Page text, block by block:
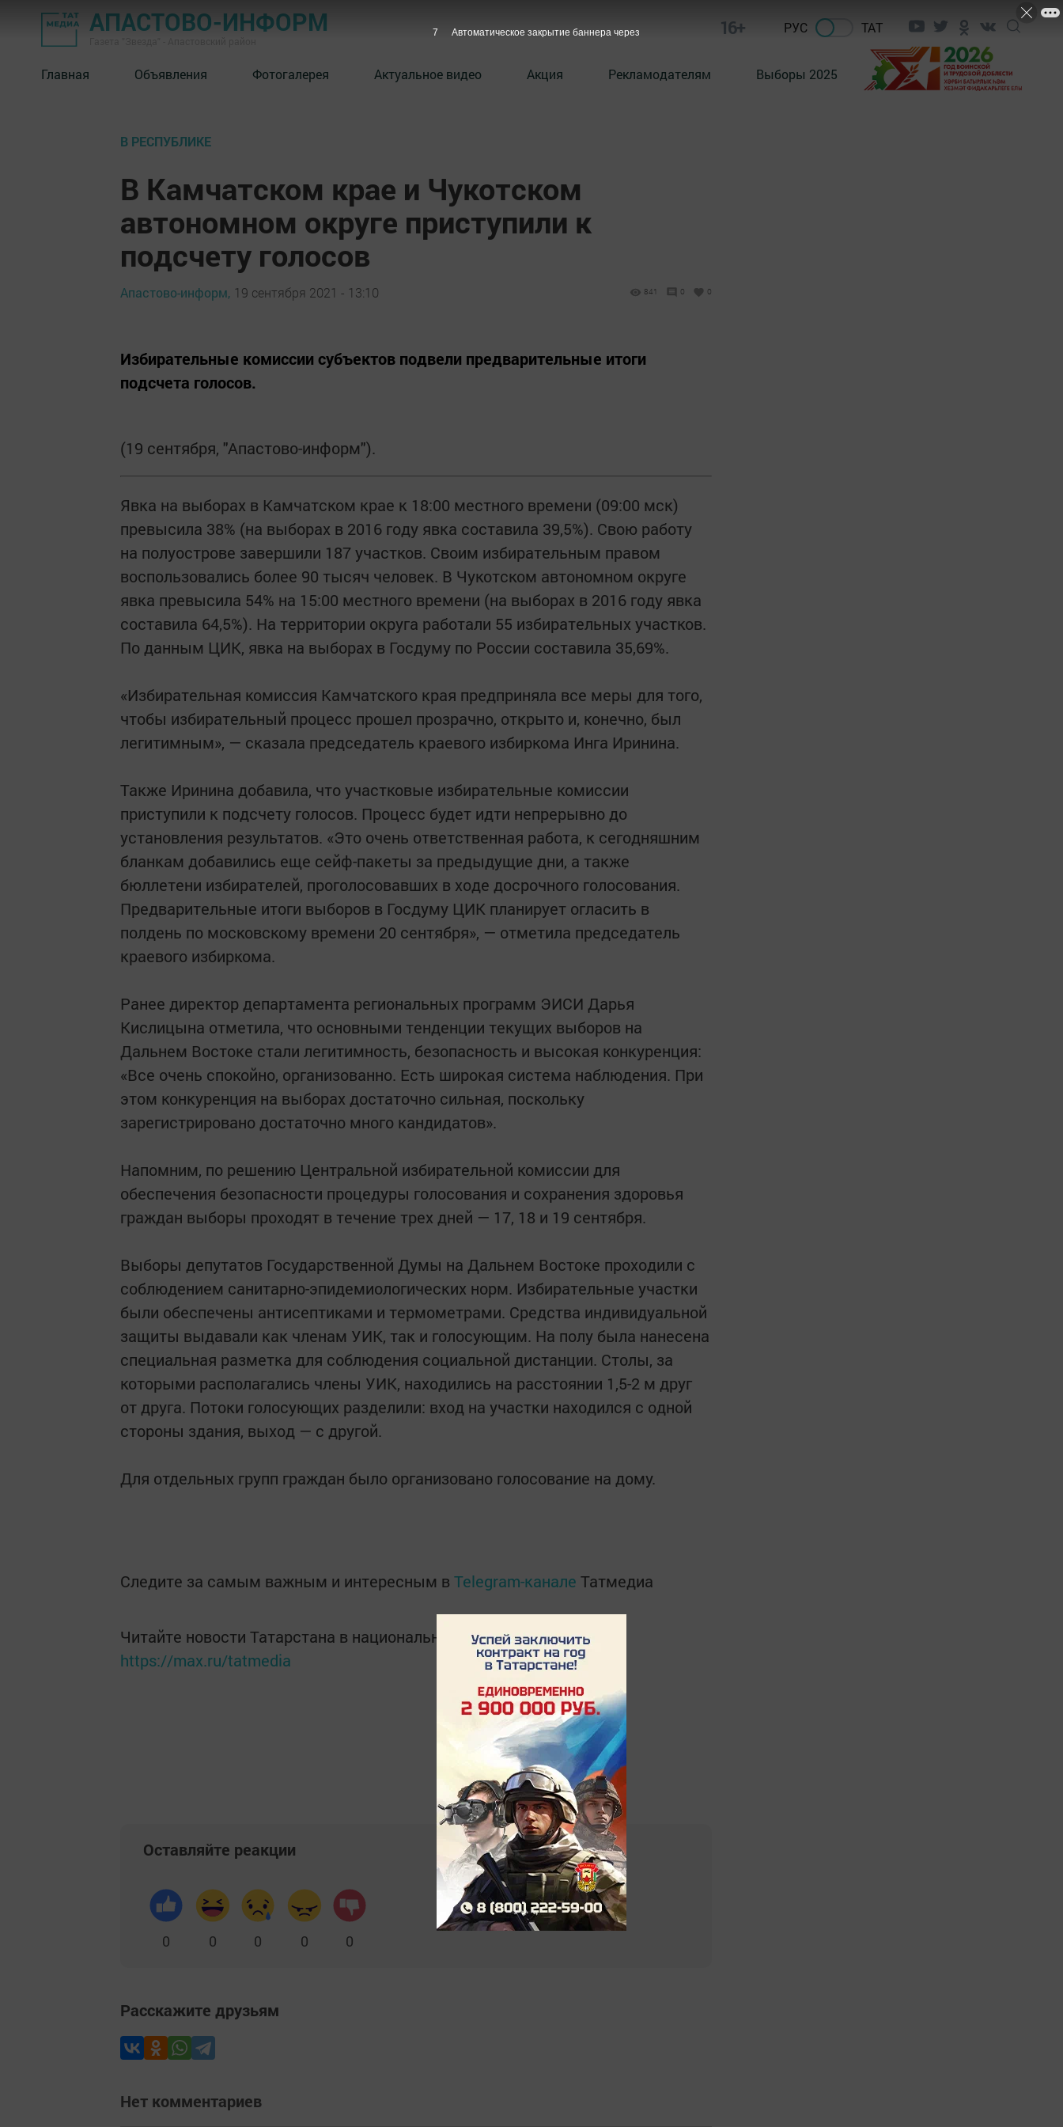
АПАСТОВО-ИНФОРМ 16+ РУС ТАТ
Главная Объявления Фотогалерея Актуальное видео Акция Рекламодателям Выборы 2025
В РЕСПУБЛИКЕ
В Камчатском крае и Чукотском
автономном округе приступили к
подсчету голосов
Апастово-информ, 19 сентября 2021 - 13:10 841 0 0
Избирательные комиссии субъектов подвели предварительные итоги
подсчета голосов.
(19 сентября, "Апастово-информ").
Явка на выборах в Камчатском крае к 18:00 местного времени (09:00 мск)
превысила 38% (на выборах в 2016 году явка составила 39,5%). Свою работу
на полуострове завершили 187 участков. Своим избирательным правом
воспользовались более 90 тысяч человек. В Чукотском автономном округе
явка превысила 54% на 15:00 местного времени (на выборах в 2016 году явка
составила 64,5%). На территории округа работали 55 избирательных участков.
По данным ЦИК, явка на выборах в Госдуму по России составила 35,69%.
«Избирательная комиссия Камчатского края предприняла все меры для того,
чтобы избирательный процесс прошел прозрачно, открыто и, конечно, был
легитимным», — сказала председатель краевого избиркома Инга Иринина.
Также Иринина добавила, что участковые избирательные комиссии
приступили к подсчету голосов. Процесс будет идти непрерывно до
установления результатов. «Это очень ответственная работа, к сегодняшним
бланкам добавились еще сейф-пакеты за предыдущие дни, а также
бюллетени избирателей, проголосовавших в ходе досрочного голосования.
Предварительные итоги выборов в Госдуму ЦИК планирует огласить в
полдень по московскому времени 20 сентября», — отметила председатель
краевого избиркома.
Ранее директор департамента региональных программ ЭИСИ Дарья
Кислицына отметила, что основными тенденции текущих выборов на
Дальнем Востоке стали легитимность, безопасность и высокая конкуренция:
«Все очень спокойно, организованно. Есть широкая система наблюдения. При
этом конкуренция на выборах достаточно сильная, поскольку
зарегистрировано достаточно много кандидатов».
Напомним, по решению Центральной избирательной комиссии для
обеспечения безопасности процедуры голосования и сохранения здоровья
граждан выборы проходят в течение трех дней — 17, 18 и 19 сентября.
Выборы депутатов Государственной Думы на Дальнем Востоке проходили с
соблюдением санитарно-эпидемиологических норм. Избирательные участки
были обеспечены антисептиками и термометрами. Средства индивидуальной
защиты выдавали как членам УИК, так и голосующим. На полу была нанесена
специальная разметка для соблюдения социальной дистанции. Столы, за
которыми располагались члены УИК, находились на расстоянии 1,5-2 м друг
от друга. Потоки голосующих разделили: вход на участки находился с одной
стороны здания, выход — с другой.
Для отдельных групп граждан было организовано голосование на дому.
Следите за самым важным и интересным в Telegram-канале Татмедиа
Читайте новости Татарстана в национальном мессенджере MАХ:
https://max.ru/tatmedia
Оставляйте реакции
0 0 0 0 0
Расскажите друзьям
Нет комментариев
6 Автоматическое закрытие баннера через